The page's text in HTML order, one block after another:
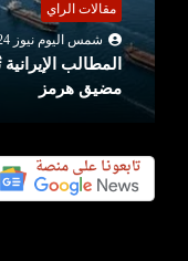
مقالات الراي
شمس اليوم نيوز 24
المطالب
مضيق هرمز